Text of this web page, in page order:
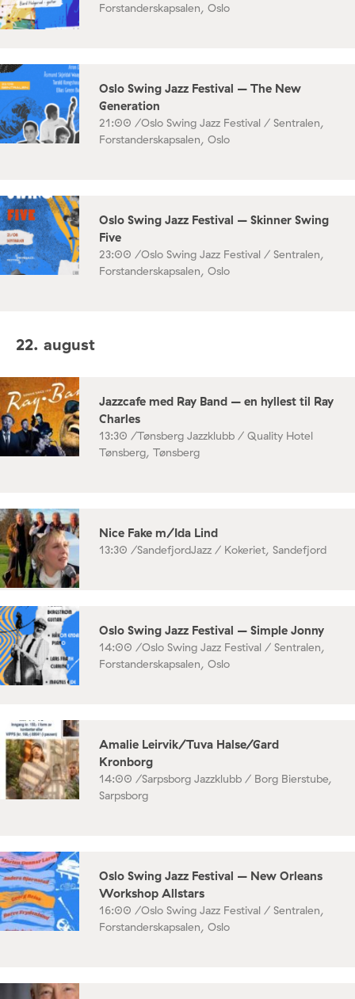
Forstanderskapsalen, Oslo
Oslo Swing Jazz Festival – The New
Generation
21:00 /Oslo Swing Jazz Festival / Sentralen,
Forstanderskapsalen, Oslo
Oslo Swing Jazz Festival – Skinner Swing
Five
23:00 /Oslo Swing Jazz Festival / Sentralen,
Forstanderskapsalen, Oslo
22. august
Jazzcafe med Ray Band – en hyllest til Ray
Charles
13:30 /Tønsberg Jazzklubb / Quality Hotel
Tønsberg, Tønsberg
Nice Fake m/Ida Lind
13:30 /SandefjordJazz / Kokeriet, Sandefjord
Oslo Swing Jazz Festival – Simple Jonny
14:00 /Oslo Swing Jazz Festival / Sentralen,
Forstanderskapsalen, Oslo
Amalie Leirvik/Tuva Halse/Gard
Kronborg
14:00 /Sarpsborg Jazzklubb / Borg Bierstube,
Sarpsborg
Oslo Swing Jazz Festival – New Orleans
Workshop Allstars
16:00 /Oslo Swing Jazz Festival / Sentralen,
Forstanderskapsalen, Oslo